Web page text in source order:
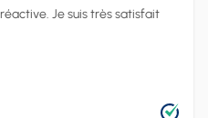
Je suis très satisfait